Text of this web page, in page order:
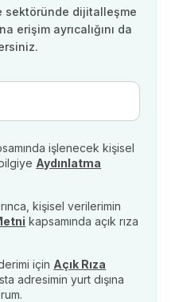
sektöründe dijitalleşme
erişim ayrıcalığını da
işlenecek kişisel
Aydınlatma
kişisel verilerimin
kapsamında açık rıza
için Açık Rıza
adresimin yurt dışına